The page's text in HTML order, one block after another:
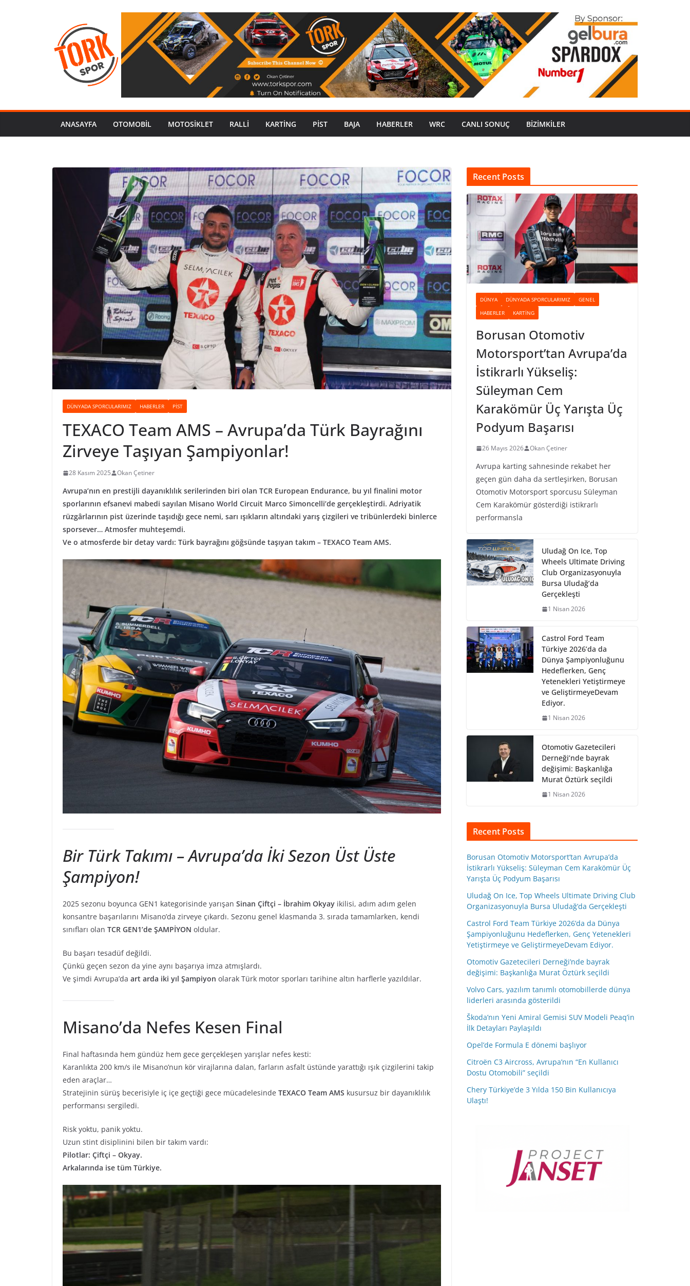
ANASAYFA OTOMOBIL MOTOSİKLET RALLI KARTING PIST BAJA HABERLER WRC CANLI SONUÇ BİZİMKİLER
DÜNYADA SPORCULARIMIZ HABERLER PIST
TEXACO Team AMS – Avrupa’da Türk Bayrağını
Zirveye Taşıyan Şampiyonlar!
28 Kasım 2025 Okan Çetiner
Avrupa’nın en prestijli dayanıklılık serilerinden biri olan TCR European Endurance, bu yıl finalini motor
sporlarının efsanevi mabedi sayılan Misano World Circuit Marco Simoncelli’de gerçekleştirdi. Adriyatik
rüzgârlarının pist üzerinde taşıdığı gece nemi, sarı ışıkların altındaki yarış çizgileri ve tribünlerdeki binlerce
sporsever… Atmosfer muhteşemdi.
Ve o atmosferde bir detay vardı: Türk bayrağını göğsünde taşıyan takım – TEXACO Team AMS.
Bir Türk Takımı – Avrupa’da İki Sezon Üst Üste
Şampiyon!
2025 sezonu boyunca GEN1 kategorisinde yarışan Sinan Çiftçi – İbrahim Okyay ikilisi, adım adım gelen
konsantre başarılarını Misano’da zirveye çıkardı. Sezonu genel klasmanda 3. sırada tamamlarken, kendi
sınıfları olan TCR GEN1’de ŞAMPİYON oldular.
Bu başarı tesadüf değildi.
Çünkü geçen sezon da yine aynı başarıya imza atmışlardı.
Ve şimdi Avrupa’da art arda iki yıl Şampiyon olarak Türk motor sporları tarihine altın harflerle yazıldılar.
Misano’da Nefes Kesen Final
Final haftasında hem gündüz hem gece gerçekleşen yarışlar nefes kesti:
Karanlıkta 200 km/s ile Misano’nun kör virajlarına dalan, farların asfalt üstünde yarattığı ışık çizgilerini takip
eden araçlar…
Stratejinin sürüş becerisiyle iç içe geçtiği gece mücadelesinde TEXACO Team AMS kusursuz bir dayanıklılık
performansı sergiledi.
Risk yoktu, panik yoktu.
Uzun stint disiplinini bilen bir takım vardı:
Pilotlar: Çiftçi – Okyay.
Arkalarında ise tüm Türkiye.
Recent Posts
DÜNYA DÜNYADA SPORCULARIMIZ
GENEL
HABERLER
KARTING
Borusan Otomotiv
Motorsport’tan Avrupa’da
İstikrarlı Yükseliş:
Süleyman Cem
Karakömür Üç Yarışta Üç
Podyum Başarısı
26 Mayıs 2026 Okan Çetiner
Avrupa karting sahnesinde rekabet her
geçen gün daha da sertleşirken, Borusan
Otomotiv Motorsport sporcusu Süleyman
Cem Karakömür gösterdiği istikrarlı
performansla
Uludağ On Ice, Top
Wheels Ultimate Driving
Club Organizasyonuyla
Bursa Uludağ’da
Gerçekleşti
1 Nisan 2026
Castrol Ford Team
Türkiye 2026’da da
Dünya Şampiyonluğunu
Hedeflerken, Genç
Yetenekleri Yetiştirmeye
ve GeliştirmeyeDevam
Ediyor.
1 Nisan 2026
Otomotiv Gazetecileri
Derneği’nde bayrak
değişimi: Başkanlığa
Murat Öztürk seçildi
1 Nisan 2026
Recent Posts
Borusan Otomotiv Motorsport’tan Avrupa’da
İstikrarlı Yükseliş: Süleyman Cem Karakömür Üç
Yarışta Üç Podyum Başarısı
Uludağ On Ice, Top Wheels Ultimate Driving Club
Organizasyonuyla Bursa Uludağ’da Gerçekleşti
Castrol Ford Team Türkiye 2026’da da Dünya
Şampiyonluğunu Hedeflerken, Genç Yetenekleri
Yetiştirmeye ve GeliştirmeyeDevam Ediyor.
Otomotiv Gazetecileri Derneği’nde bayrak
değişimi: Başkanlığa Murat Öztürk seçildi
Volvo Cars, yazılım tanımlı otomobillerde dünya
liderleri arasında gösterildi
Škoda’nın Yeni Amiral Gemisi SUV Modeli Peaq’in
İlk Detayları Paylaşıldı
Opel’de Formula E dönemi başlıyor
Citroën C3 Aircross, Avrupa’nın “En Kullanıcı
Dostu Otomobili” seçildi
Chery Türkiye’de 3 Yılda 150 Bin Kullanıcıya
Ulaştı!